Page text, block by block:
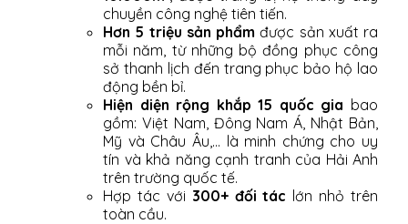
chuyền công nghệ tiên tiến.
Hơn 5 triệu sản phẩm được sản xuất ra
mỗi năm, từ những bộ đồng phục công
sở thanh lịch đến trang phục bảo hộ lao
động bền bỉ.
Hiện diện rộng khắp 15 quốc gia bao
gồm: Việt Nam, Đông Nam Á, Nhật Bản,
Mỹ và Châu Âu,... là minh chứng cho uy
tín và khả năng cạnh tranh của Hải Anh
trên trường quốc tế.
Hợp tác với 300+ đối tác lớn nhỏ trên
toàn cầu.